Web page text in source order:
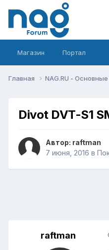
Магазин Портал
Главная NAG.RU -
Divot DVT-S1
Автор: raftman
7 июня, 2016 в
raftman